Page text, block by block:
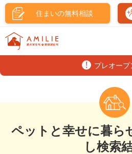
住まいの無料相談
プレオープ
ペットと幸せに暮ら
し検索